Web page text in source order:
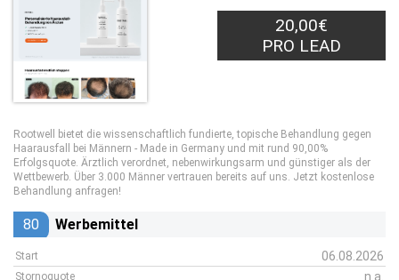
20,00€
PRO LEAD
Rootwell bietet die wissenschaftlich fundierte, topische Behandlung gegen
Haarausfall bei Männern - Made in Germany und mit rund 90,00%
Erfolgsquote. Ärztlich verordnet, nebenwirkungsarm und günstiger als der
Wettbewerb. Über 3.000 Männer vertrauen bereits auf uns. Jetzt kostenlose
Behandlung anfragen!
80 Werbemittel
Start 06.08.2026
Stornoquote n.a.